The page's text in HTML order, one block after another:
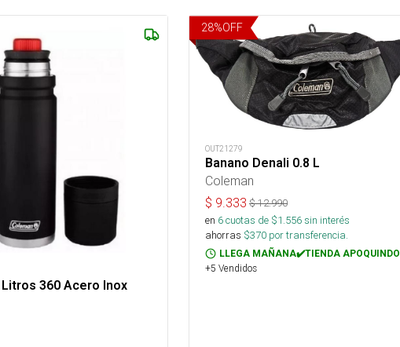
360 Acero Inox
28%OFF
OUT21279
Banano Denali 0.8 L
Coleman
$ 9.333 $12.990
en 6cuotas de $1.556sin interés
ahorras $370 por transferencia.
LLEGA MAÑANA✔️TIENDA APOQUINDO
+5 Vendidos